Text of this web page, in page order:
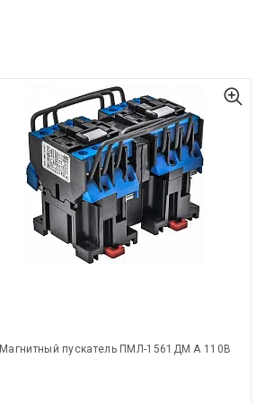
Магнитный пускатель ПМЛ-1561ДМ А 110В